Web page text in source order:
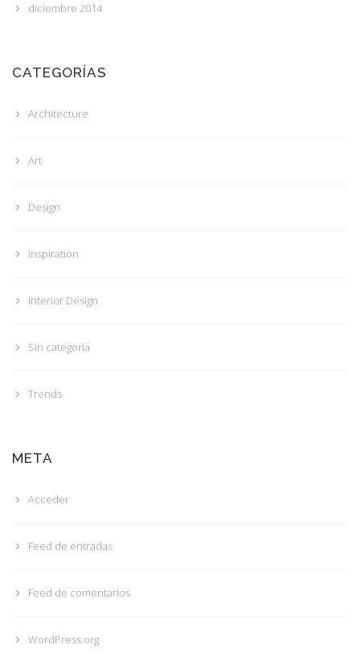
diciembre 2014
CATEGORÍAS
Architecture
Art
Design
Inspiration
Interior Design
Sin categoría
Trends
META
Acceder
Feed de entradas
Feed de comentarios
WordPress.org